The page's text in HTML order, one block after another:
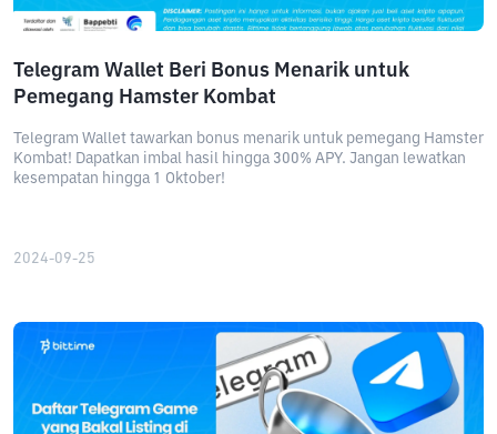
Telegram Wallet Beri Bonus Menarik untuk
Pemegang Hamster Kombat
Telegram Wallet tawarkan bonus menarik untuk pemegang Hamster
Kombat! Dapatkan imbal hasil hingga 300% APY. Jangan lewatkan
kesempatan hingga 1 Oktober!
2024-09-25